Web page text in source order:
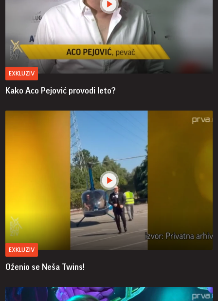
EXKLUZIV
Kako Aco Pejović provodi leto?
EXKLUZIV
Oženio se Neša Twins!